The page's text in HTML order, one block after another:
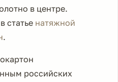
в центре.
статье натяжной
.
российских